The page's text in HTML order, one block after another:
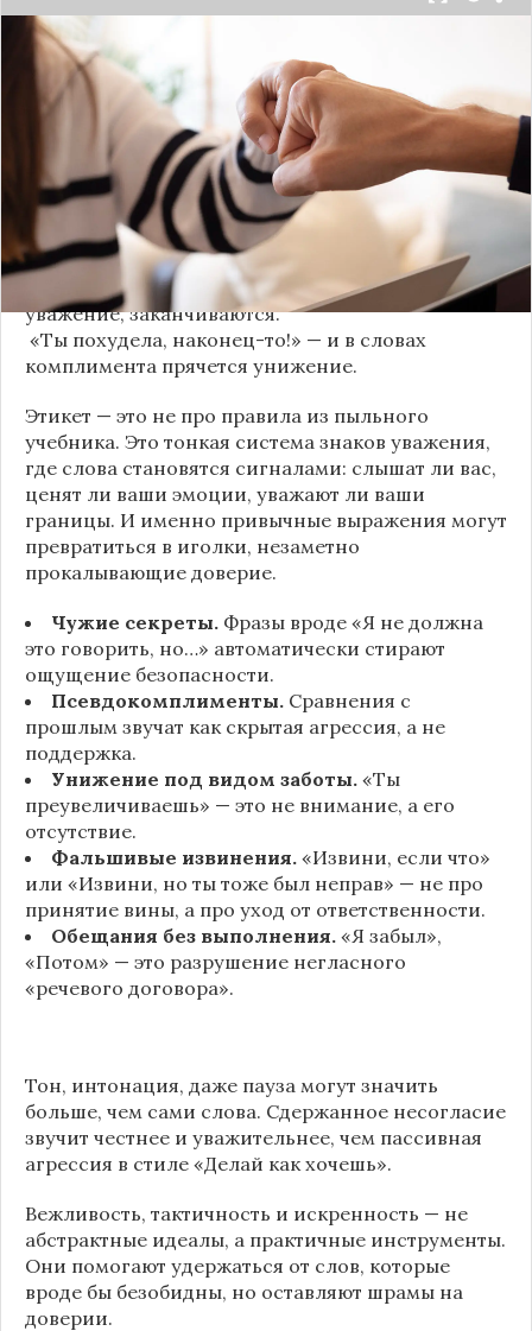
Мы часто думаем, что доверие рушится из-за
серьёзных предательств. Но на самом деле оно
трещит по швам гораздо раньше — в момент,
когда в разговоре звучит невинная на первый
взгляд фраза. Подробнее об этом рассказывает
«Этикет и психология общения» на Дзене.
«Да я никому не расскажу, правда». И через пару
дней вашу историю пересказывает другой
человек.
«Хватит ныть» — и разговор, а вместе с ним
уважение, заканчиваются.
«Ты похудела, наконец-то!» — и в словах
комплимента прячется унижение.
Этикет — это не про правила из пыльного
учебника. Это тонкая система знаков уважения,
где слова становятся сигналами: слышат ли вас,
ценят ли ваши эмоции, уважают ли ваши
границы. И именно привычные выражения могут
превратиться в иголки, незаметно
прокалывающие доверие.
Чужие секреты. Фразы вроде «Я не должна
это говорить, но…» автоматически стирают
ощущение безопасности.
Псевдокомплименты. Сравнения с
прошлым звучат как скрытая агрессия, а не
поддержка.
Унижение под видом заботы. «Ты
преувеличиваешь» — это не внимание, а его
отсутствие.
Фальшивые извинения. «Извини, если что»
или «Извини, но ты тоже был неправ» — не про
принятие вины, а про уход от ответственности.
Обещания без выполнения. «Я забыл»,
«Потом» — это разрушение негласного
«речевого договора».
Тон, интонация, даже пауза могут значить
больше, чем сами слова. Сдержанное несогласие
звучит честнее и уважительнее, чем пассивная
агрессия в стиле «Делай как хочешь».
Вежливость, тактичность и искренность — не
абстрактные идеалы, а практичные инструменты.
Они помогают удержаться от слов, которые
вроде бы безобидны, но оставляют шрамы на
доверии.